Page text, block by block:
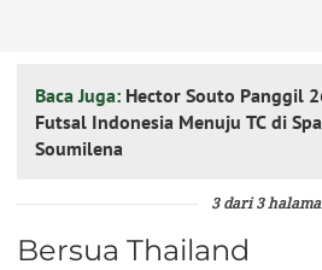
Baca Juga: Hector Souto Panggil
Futsal Indonesia Menuju TC di
Soumilena
3 dari 3
Bersua Thailand